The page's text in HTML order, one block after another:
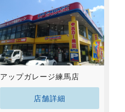
アップガレージ練馬店
店舗詳細